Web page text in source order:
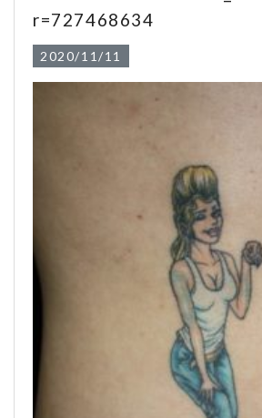
r=727468634
2020/11/11